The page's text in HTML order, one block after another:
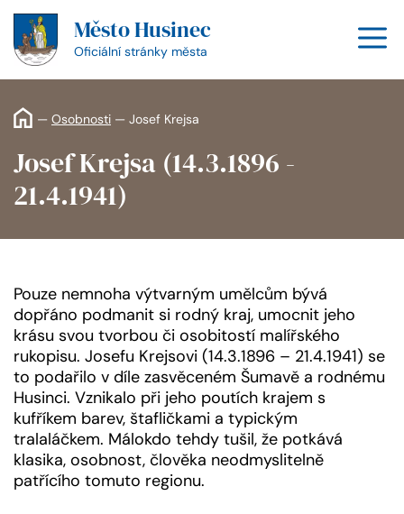
Přeskočit
obsah
Město Husinec
Oficiální stránky města
— Osobnosti — Josef Krejsa
Josef Krejsa (14.3.1896 -
21.4.1941)
Pouze nemnoha výtvarným umělcům bývá
dopřáno podmanit si rodný kraj, umocnit jeho
krásu svou tvorbou či osobitostí malířského
rukopisu. Josefu Krejsovi (14.3.1896 – 21.4.1941) se
to podařilo v díle zasvěceném Šumavě a rodnému
Husinci. Vznikalo při jeho poutích krajem s
kufříkem barev, štafličkami a typickým
tralaláčkem. Málokdo tehdy tušil, že potkává
klasika, osobnost, člověka neodmyslitelně
patřícího tomuto regionu.